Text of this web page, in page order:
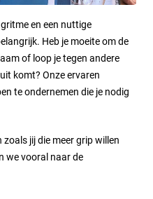
en een nuttige
Heb je moeite om de
of loop je tegen andere
komt? Onze ervaren
te ondernemen die je nodig
jij die meer grip willen
we vooral naar de